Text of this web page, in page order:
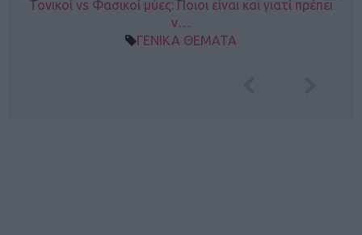
Τονικοί vs Φασικοί μύες: Ποιοι είναι και γιατί πρέπει
ν…
ΓΕΝΙΚΑ ΘΕΜΑΤΑ